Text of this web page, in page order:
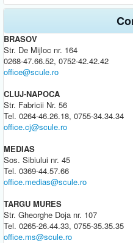
BRASOV
Str. De Mijloc nr. 164
0268-47.66.52, 0752-42.42.42
office@scule.ro
CLUJ-NAPOCA
Str. Fabricii Nr. 56
Tel. 0264-46.26.18, 0755-34.34.34
office.cj@scule.ro
MEDIAS
Sos. Sibiului nr. 45
Tel. 0369-44.57.66
office.medias@scule.ro
TARGU MURES
Str. Gheorghe Doja nr. 107
Tel. 0265-26.44.33, 0755-35.35.35
office.ms@scule.ro